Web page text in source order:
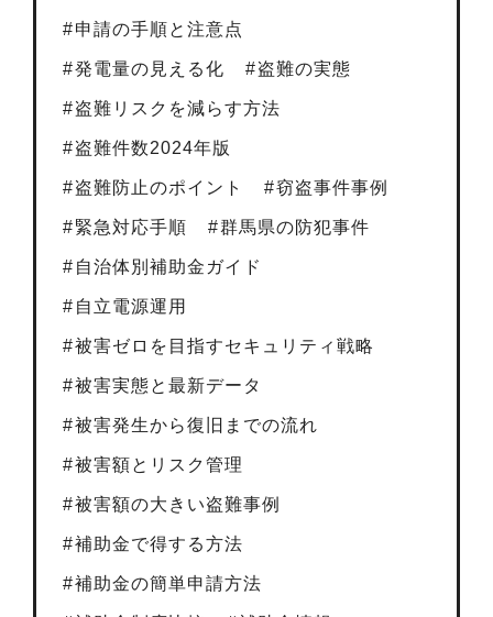
申請の手順と注意点
発電量の見える化 盗難の実態
盗難リスクを減らす方法
盗難件数2024年版
盗難防止のポイント 窃盗事件事例
緊急対応手順 群馬県の防犯事件
自治体別補助金ガイド
自立電源運用
被害ゼロを目指すセキュリティ戦略
被害実態と最新データ
被害発生から復旧までの流れ
被害額とリスク管理
被害額の大きい盗難事例
補助金で得する方法
補助金の簡単申請方法